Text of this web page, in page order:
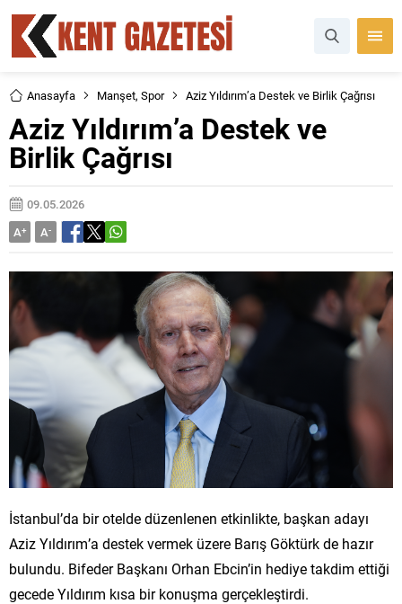
Anasayfa Manşet, Spor Aziz Yıldırım’a Destek ve Birlik Çağrısı
Aziz Yıldırım’a Destek ve
Birlik Çağrısı
09.05.2026
A+ A-
İstanbul’da bir otelde düzenlenen etkinlikte, başkan adayı
Aziz Yıldırım’a destek vermek üzere Barış Göktürk de hazır
bulundu. Bifeder Başkanı Orhan Ebcin’in hediye takdim ettiği
gecede Yıldırım kısa bir konuşma gerçekleştirdi.